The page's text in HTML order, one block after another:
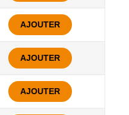
AJOUTER
AJOUTER
AJOUTER